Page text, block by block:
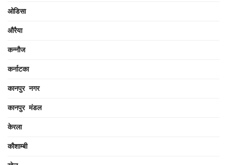
ओडिसा
औरैया
कन्नौज
कर्नाटका
कानपुर नगर
कानपुर मंडल
केरला
कौशाम्बी